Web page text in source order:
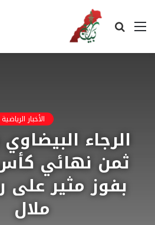
القائمة بحث
الأخبار الرياضية
الرجاء
ثمن نهائي
بفوز مثير على
ملال